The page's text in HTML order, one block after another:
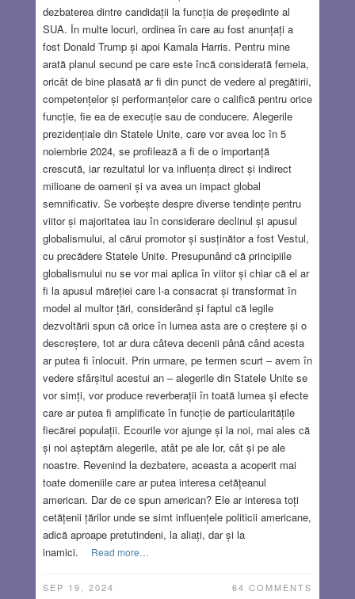
dezbaterea dintre candidații la funcția de președinte al
SUA. În multe locuri, ordinea în care au fost anunțați a
fost Donald Trump și apoi Kamala Harris. Pentru mine
arată planul secund pe care este încă considerată femeia,
oricât de bine plasată ar fi din punct de vedere al pregătirii,
competențelor și performanțelor care o califică pentru orice
funcție, fie ea de execuție sau de conducere. Alegerile
prezidențiale din Statele Unite, care vor avea loc în 5
noiembrie 2024, se profilează a fi de o importanță
crescută, iar rezultatul lor va influența direct și indirect
milioane de oameni și va avea un impact global
semnificativ. Se vorbește despre diverse tendințe pentru
viitor și majoritatea iau în considerare declinul și apusul
globalismului, al cărui promotor și susținător a fost Vestul,
cu precădere Statele Unite. Presupunând că principiile
globalismului nu se vor mai aplica în viitor și chiar că el ar
fi la apusul măreției care l-a consacrat și transformat în
model al multor țări, considerând și faptul că legile
dezvoltării spun că orice în lumea asta are o creștere și o
descreștere, tot ar dura câteva decenii până când acesta
ar putea fi înlocuit. Prin urmare, pe termen scurt – avem în
vedere sfârșitul acestui an – alegerile din Statele Unite se
vor simți, vor produce reverberații în toată lumea și efecte
care ar putea fi amplificate în funcție de particularitățile
fiecărei populații. Ecourile vor ajunge și la noi, mai ales că
și noi așteptăm alegerile, atât pe ale lor, cât și pe ale
noastre. Revenind la dezbatere, aceasta a acoperit mai
toate domeniile care ar putea interesa cetățeanul
american. Dar de ce spun american? Ele ar interesa toți
cetățenii țărilor unde se simt influențele politicii americane,
adică aproape pretutindeni, la aliați, dar și la
inamici.
Read more…
SEP 19, 2024 64 COMMENTS